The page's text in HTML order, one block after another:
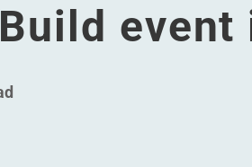
event
in Kerkrade
event in Kerkrade
to Build event in Kerkrade